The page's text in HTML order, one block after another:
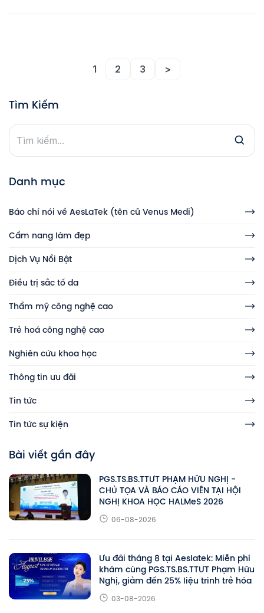
1 2 3 >
Tìm Kiếm
Danh mục
Báo chí nói về AesLaTek (tên cũ Venus Medi)
Cẩm nang làm đẹp
Dịch Vụ Nổi Bật
Điều trị sắc tố da
Thẩm mỹ công nghệ cao
Trẻ hoá công nghệ cao
Nghiên cứu khoa học
Thông tin ưu đãi
Tin tức
Tin tức sự kiện
Bài viết gần đây
PGS.TS.BS.TTƯT PHẠM HỮU NGHỊ -
CHỦ TỌA VÀ BÁO CÁO VIÊN TẠI HỘI
NGHỊ KHOA HỌC HALMeS 2026
06-08-2026
Ưu đãi tháng 8 tại Aeslatek: Miễn phí
khám cùng PGS.TS.BS.TTƯT Phạm Hữu
Nghị, giảm đến 25% liệu trình trẻ hóa
03-08-2026